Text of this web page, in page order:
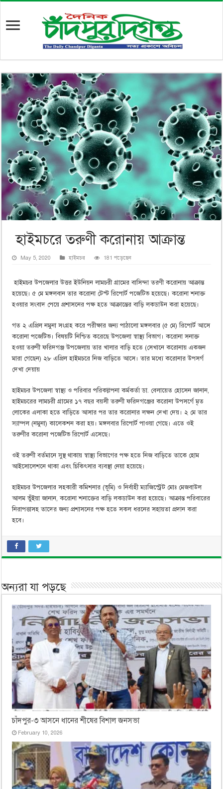
হাইমচরে তরুণী করোনায় আক্রান্ত
May 5, 2020 হাইমচর 181 পড়েছেন
হাইমচর উপজেলার উত্তর ইউনিয়ন লামচরী গ্রামের বাসিন্দা তরণী করোনায় আক্রান্ত
হয়েছে। ৫ মে মঙ্গলবান তার করোনা টেস্ট রিপোর্ট পজেটিভ হয়েছে। করোনা শনাক্ত
হওয়ার সংবাদ পেয়ে প্রশাসনের পক্ষ হতে আক্রান্তের বাড়ি লকডাউন করা হয়েছে।
গত ২ এপ্রিল নমুনা সংগ্রহ করে পরীক্ষার জন্য পাঠালো মঙ্গলবার (৫ মে) রিপোর্ট আসে
করোনা পজেটিভ। বিষয়টি নিশ্চিত করেছে উপজেলা স্বাস্থ্য বিভাগ। করোনা সনাক্ত
হওয়া তরুণী ফরিদগঞ্জ উপজেলায় তার খালার বাড়ি হতে (সেখানে করোনায় একজন
মারা গেছেন) ২৮ এপ্রিল হাইমচরে নিজ বাড়িতে আসে। তার মধ্যে করোনার উপসর্গ
দেখা দেয়ায়
হাইমচর উপজেলা স্বাস্থ্য ও পরিবার পরিকল্লপনা কর্মকর্তা ডা. বেলায়েত হোসেন জানান,
হাইমচরের লামচরী গ্রামের ১৭ বছর বয়সী তরুণী ফরিদগঞ্জের করোনা উপসর্গে মৃত
লোকের এলাকা হতে বাড়িতে আসার পর তার করোনার লক্ষন দেখা দেয়। ২ মে তার
স্যাম্পল (নমুনা) কালেকশন করা হয়। মঙ্গলবার রিপোর্ট পাওয়া গেছে। এতে ওই
তরুণীর করোনা পজেটিভ রিপোর্ট এসেছে।
ওই তরুণী বর্তমানে সুস্থ থাকায় স্বাস্থ্য বিভাগের পক্ষ হতে নিজ বাড়িতে তাকে হোম
আইসোলেশনে থাকা এবং চিকিৎসার ব্যবস্থা নেয়া হয়েছে।
হাইমচর উপজেলার সহকারী কমিশনার (ভূমি) ও নির্বাহী ম্যাজিস্ট্রেট মোঃ মেজবাউল
আলম ভুঁইয়া জানান, করোনা শনাক্তের বাড়ি লকডাউন করা হয়েছে। আক্রান্ত পরিবারের
নিরাপত্তাসহ তাদের জন্য প্রশাসনের পক্ষ হতে সকল ধরনের সহায়তা প্রদান করা
হবে।
অন্যরা যা পড়ছে
চাঁদপুর-৩ আসনে ধানের শীষের বিশাল জনসভা
February 10, 2026